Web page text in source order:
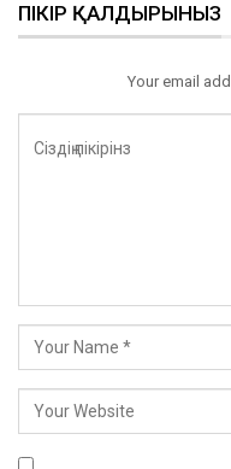
ПІКІР ҚАЛДЫРЫНЫЗ
Your email